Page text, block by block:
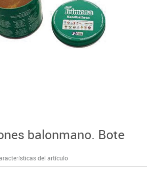
balonmano. Bote
del artículo